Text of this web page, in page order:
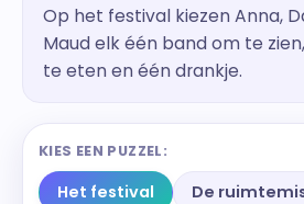
Op het festival kiezen Anna,
Maud elk één band om te
te eten en één drankje.
KIES EEN PUZZEL:
Het festival De